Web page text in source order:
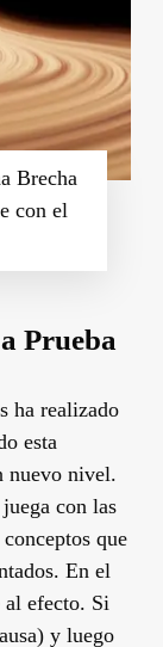
Brecha
con el
Prueba
ha realizado
esta
nuevo nivel.
con las
que
En el
al efecto. Si
y luego